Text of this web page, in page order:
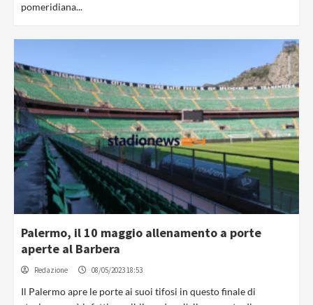
pomeridiana...
Palermo, il 10 maggio allenamento a porte
aperte al Barbera
Redazione 08/05/2023 18:53
Il Palermo apre le porte ai suoi tifosi in questo finale di